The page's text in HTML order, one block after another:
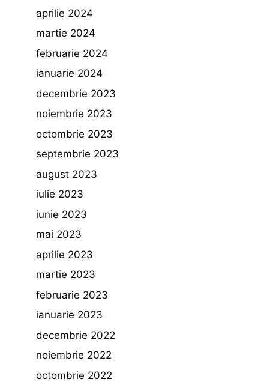
aprilie 2024
martie 2024
februarie 2024
ianuarie 2024
decembrie 2023
noiembrie 2023
octombrie 2023
septembrie 2023
august 2023
iulie 2023
iunie 2023
mai 2023
aprilie 2023
martie 2023
februarie 2023
ianuarie 2023
decembrie 2022
noiembrie 2022
octombrie 2022